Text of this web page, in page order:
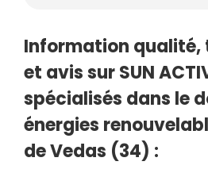
Information qualité,
et avis sur SUN
spécialisés dans le
énergies
de Vedas (34) :